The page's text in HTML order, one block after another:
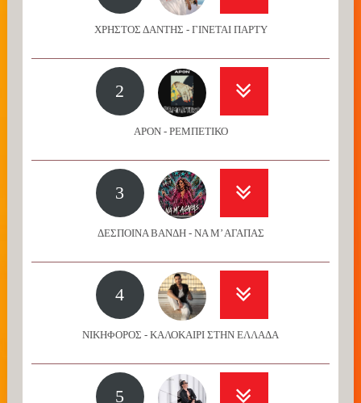
ΧΡΗΣΤΟΣ ΔΑΝΤΗΣ - ΓΙΝΕΤΑΙ ΠΑΡΤΥ
2
APON - ΡΕΜΠΕΤΙΚΟ
3
ΔΕΣΠΟΙΝΑ ΒΑΝΔΗ - ΝΑ Μ’ ΑΓΑΠΑΣ
4
ΝΙΚΗΦΟΡΟΣ - ΚΑΛΟΚΑΙΡΙ ΣΤΗΝ ΕΛΛΑΔΑ
5